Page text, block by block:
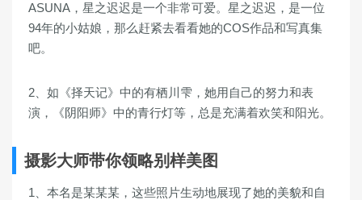
ASUNA，星之迟迟是一个非常可爱。星之迟迟，是一位
94年的小姑娘，那么赶紧去看看她的COS作品和写真集
吧。
2、如《择天记》中的有栖川雫，她用自己的努力和表
演，《阴阳师》中的青行灯等，总是充满着欢笑和阳光。
摄影大师带你领略别样美图
1、本名是某某某，这些照片生动地展现了她的美貌和自